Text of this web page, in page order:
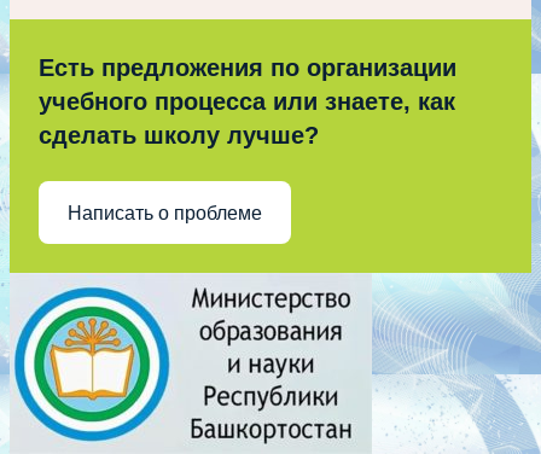
Есть предложения по организации
учебного процесса или знаете, как
сделать школу лучше?
Написать о проблеме